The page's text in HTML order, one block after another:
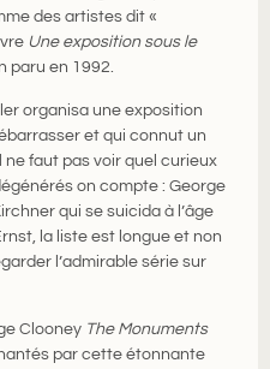
des artistes dit «
Une exposition sous le
paru en 1992.
organisa une exposition
et qui connut un
ne faut pas voir quel curieux
on compte : George
qui se suicida à l’âge
la liste est longue et non
l’admirable série sur
Clooney The Monuments
par cette étonnante